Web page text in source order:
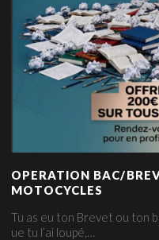
OPERATION BAC/
MOTOCYCLES
Tu as eu ton Brevet ou ton
ue tu l’ai loupé,…